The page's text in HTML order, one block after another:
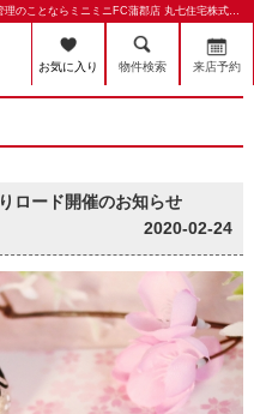
月別一覧【2020年2月】 | 蒲郡市・幸田町の賃貸・賃貸管理のことならミニミニFC蒲郡店 丸七住宅株式会社
お気に入り 物件検索 来店予約
ロード開催のお知らせ
2020-02-24